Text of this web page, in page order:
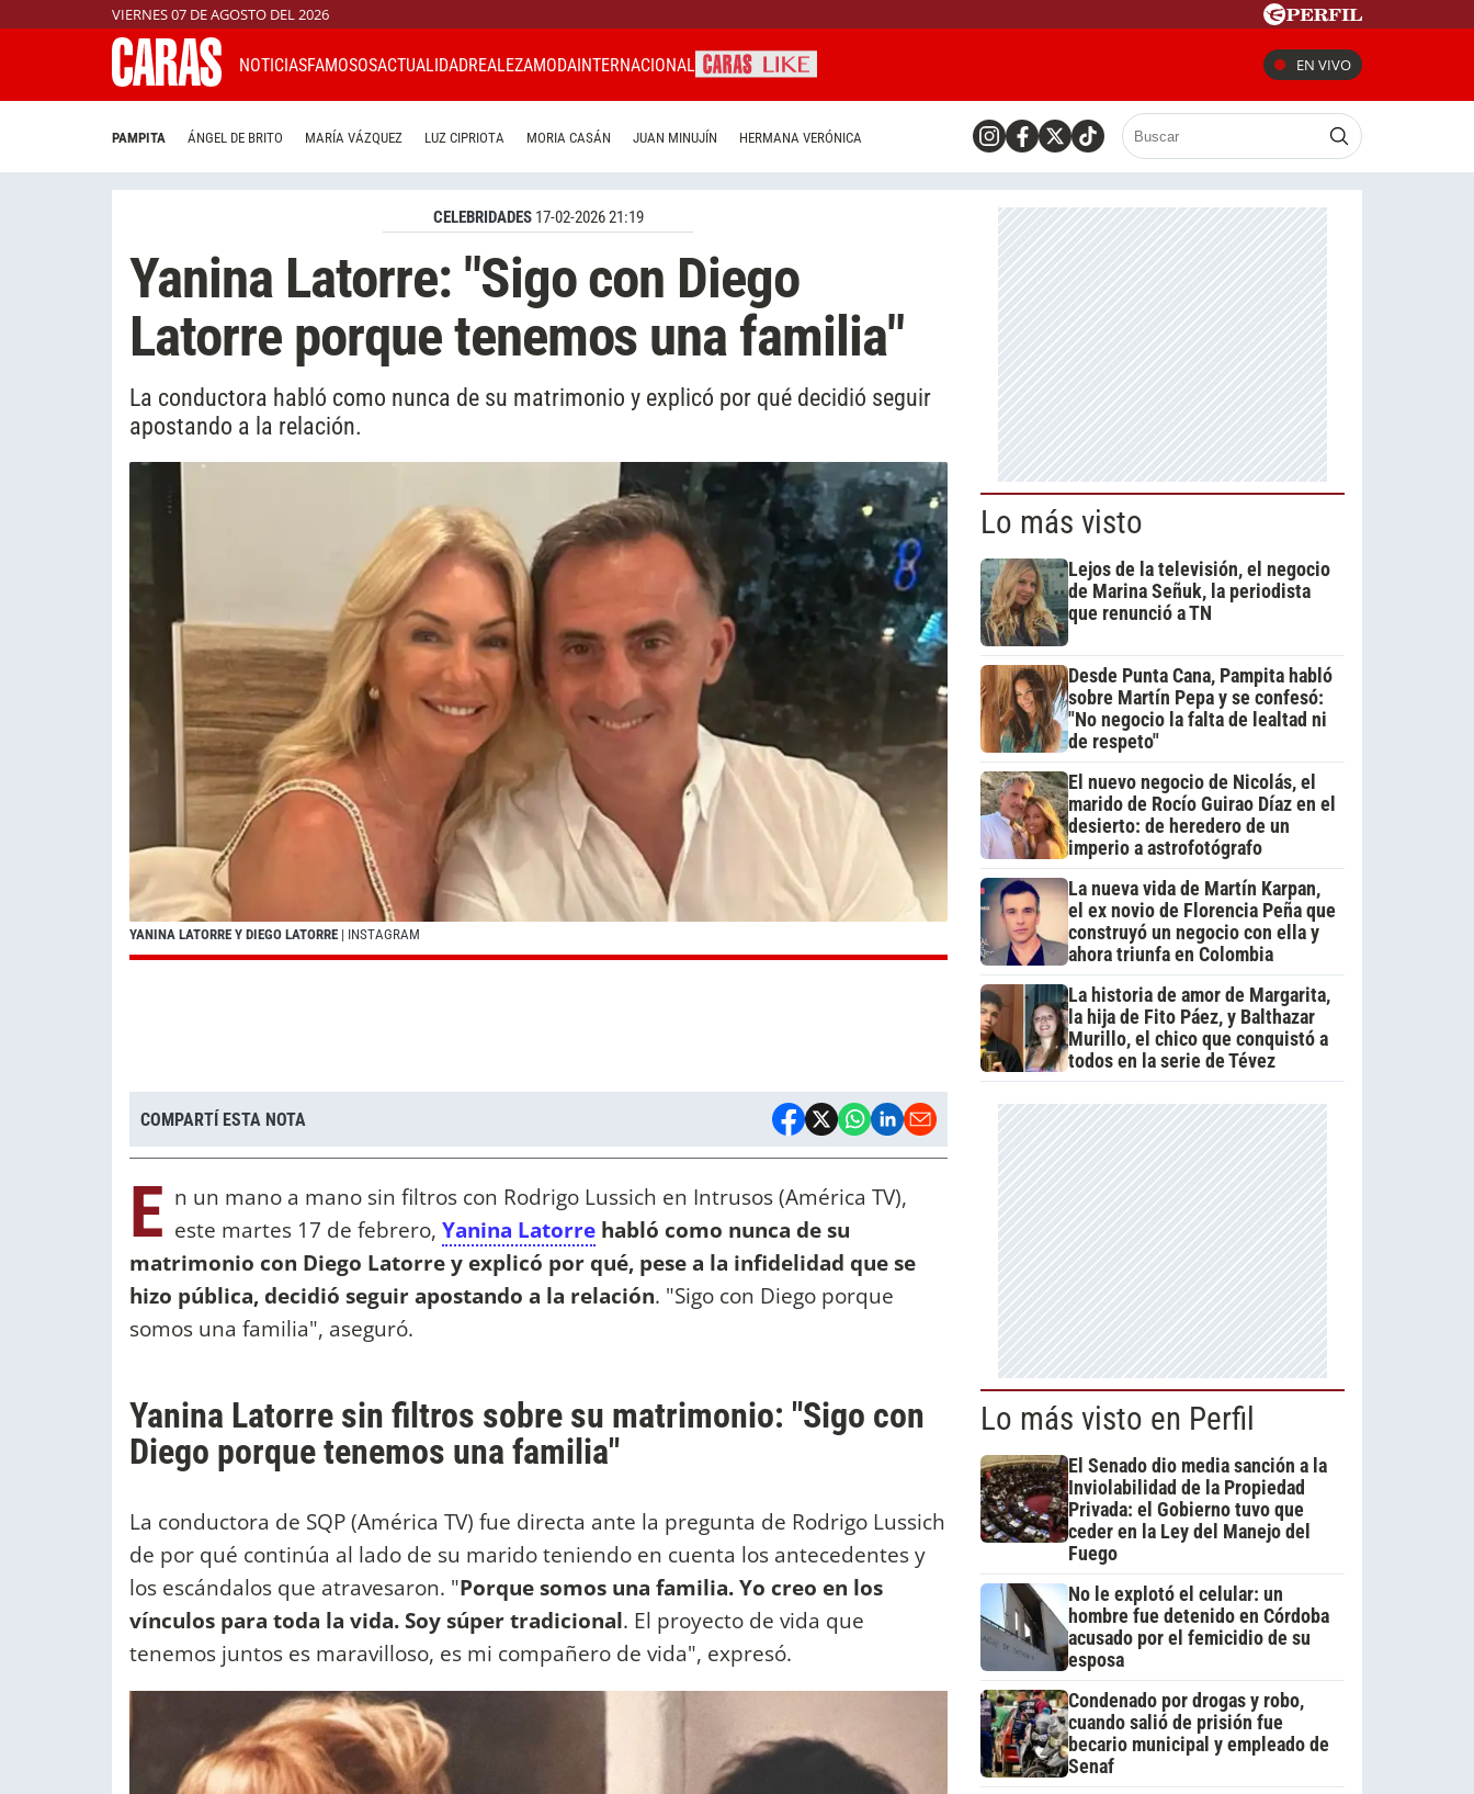
VIERNES 07 DE AGOSTO DEL 2026
NOTICIASFAMOSOSACTUALIDADREALEZAMODAINTERNACIONAL EN VIVO
PAMPITA ÁNGEL DE BRITO MARÍA VÁZQUEZ LUZ CIPRIOTA MORIA CASÁN JUAN MINUJÍN HERMANA VERÓNICA
CELEBRIDADES 17-02-2026 21:19
Yanina Latorre: "Sigo con Diego
Latorre porque tenemos una familia"
La conductora habló como nunca de su matrimonio y explicó por qué decidió seguir
apostando a la relación.
YANINA LATORRE Y DIEGO LATORRE | INSTAGRAM
COMPARTÍ ESTA NOTA
E n un mano a mano sin filtros con Rodrigo Lussich en Intrusos (América TV),
este martes 17 de febrero, Yanina Latorre habló como nunca de su
matrimonio con Diego Latorre y explicó por qué, pese a la infidelidad que se
hizo pública, decidió seguir apostando a la relación. "Sigo con Diego porque
somos una familia", aseguró.
Yanina Latorre sin filtros sobre su matrimonio: "Sigo con
Diego porque tenemos una familia"
La conductora de SQP (América TV) fue directa ante la pregunta de Rodrigo Lussich
de por qué continúa al lado de su marido teniendo en cuenta los antecedentes y
los escándalos que atravesaron. "Porque somos una familia. Yo creo en los
vínculos para toda la vida. Soy súper tradicional. El proyecto de vida que
tenemos juntos es maravilloso, es mi compañero de vida", expresó.
Lo más visto
Lejos de la televisión, el negocio
de Marina Señuk, la periodista
que renunció a TN
Desde Punta Cana, Pampita habló
sobre Martín Pepa y se confesó:
"No negocio la falta de lealtad ni
de respeto"
El nuevo negocio de Nicolás, el
marido de Rocío Guirao Díaz en el
desierto: de heredero de un
imperio a astrofotógrafo
La nueva vida de Martín Karpan,
el ex novio de Florencia Peña que
construyó un negocio con ella y
ahora triunfa en Colombia
La historia de amor de Margarita,
la hija de Fito Páez, y Balthazar
Murillo, el chico que conquistó a
todos en la serie de Tévez
Lo más visto en Perfil
El Senado dio media sanción a la
Inviolabilidad de la Propiedad
Privada: el Gobierno tuvo que
ceder en la Ley del Manejo del
Fuego
No le explotó el celular: un
hombre fue detenido en Córdoba
acusado por el femicidio de su
esposa
Condenado por drogas y robo,
cuando salió de prisión fue
becario municipal y empleado de
Senaf